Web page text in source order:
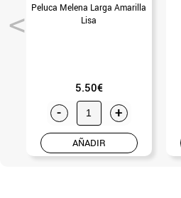
Peluca Melena Larga Amarilla
Lisa
5.50€
- +
AÑADIR